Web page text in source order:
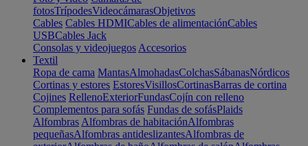
fotosTrípodesVideocámarasObjetivos
Cables Cables HDMICables de alimentaciónCables
USBCables Jack
Consolas y videojuegos Accesorios
Textil
Ropa de cama MantasAlmohadasColchasSábanasNórdicos
Cortinas y estores EstoresVisillosCortinasBarras de cortina
Cojines RellenoExteriorFundasCojín con relleno
Complementos para sofás Fundas de sofásPlaids
Alfombras Alfombras de habitaciónAlfombras
pequeñasAlfombras antideslizantesAlfombras de